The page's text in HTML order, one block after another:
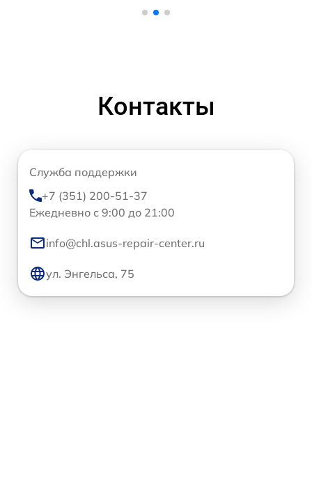
Контакты
Служба поддержки
+7 (351) 200-51-37
Ежедневно с 9:00 до 21:00
info@chl.asus-repair-center.ru
ул. Энгельса, 75